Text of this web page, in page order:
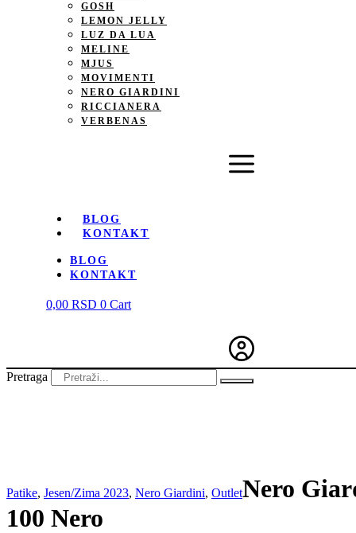
GOSH
LEMON JELLY
LUZ DA LUA
MELINE
MJUS
MOVIMENTI
NERO GIARDINI
RICCIANERA
VERBENAS
BLOG
KONTAKT
BLOG
KONTAKT
0,00 RSD 0 Cart
Pretraga
Patike, Jesen/Zima 2023, Nero Giardini, OutletNero
100 Nero